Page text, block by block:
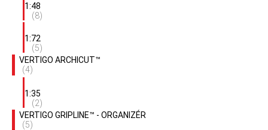
1:48
(8)
1:72
(5)
VERTIGO ARCHICUT™
(4)
1:35
(2)
VERTIGO GRIPLINE™ - ORGANIZÉR
(5)